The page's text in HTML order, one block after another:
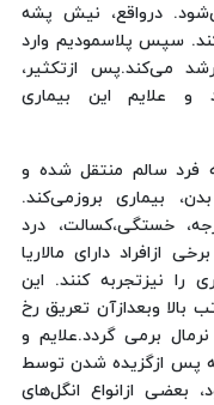
درواقع، نیش پشه
سپس پلاسمودیم وارد
می‌کند.پس ازتکثیر،
و علایم این بیماری
فرد سالم منتقل شده و
بیماری بروزمی‌کند.
علایم مالاریا، تب بالای۳۸درجه، خستگی،کسالت، درد
ازافراد دارای مالاریا
را نیزتجربه کنند. این
بالا وبعدازآن تعریق رخ
برمی گردد.علایم و
پس ازگزیده شدن توسط
بعضی ازانواع انگل‌های